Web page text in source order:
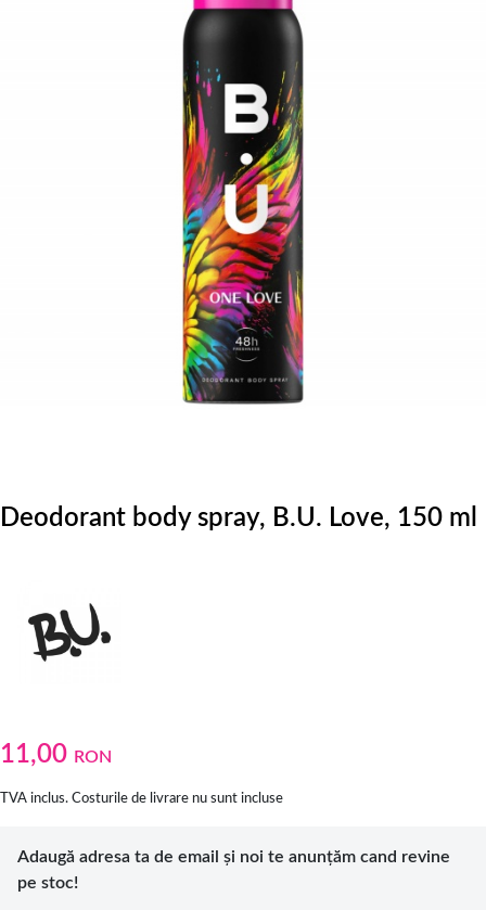
Deodorant body spray, B.U. Love, 150 ml
11,00 RON
TVA inclus. Costurile de livrare nu sunt incluse
Adaugă adresa ta de email și noi te anunțăm cand revine
pe stoc!